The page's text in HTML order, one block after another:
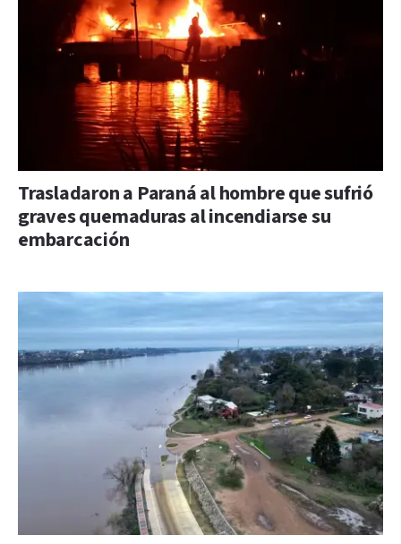
Trasladaron a Paraná al hombre que sufrió
graves quemaduras al incendiarse su
embarcación